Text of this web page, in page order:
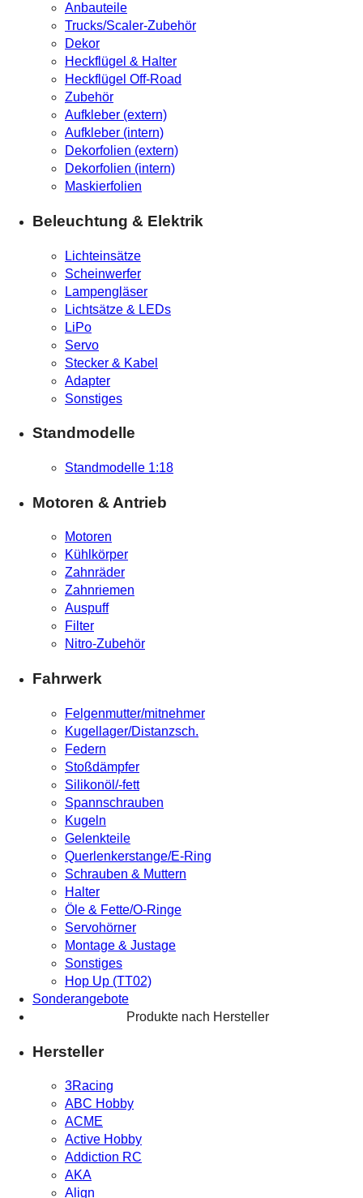
Anbauteile
Trucks/Scaler-Zubehör
Dekor
Heckflügel & Halter
Heckflügel Off-Road
Zubehör
Aufkleber (extern)
Aufkleber (intern)
Dekorfolien (extern)
Dekorfolien (intern)
Maskierfolien
Beleuchtung & Elektrik
Lichteinsätze
Scheinwerfer
Lampengläser
Lichtsätze & LEDs
LiPo
Servo
Stecker & Kabel
Adapter
Sonstiges
Standmodelle
Standmodelle 1:18
Motoren & Antrieb
Motoren
Kühlkörper
Zahnräder
Zahnriemen
Auspuff
Filter
Nitro-Zubehör
Fahrwerk
Felgenmutter/mitnehmer
Kugellager/Distanzsch.
Federn
Stoßdämpfer
Silikonöl/-fett
Spannschrauben
Kugeln
Gelenkteile
Querlenkerstange/E-Ring
Schrauben & Muttern
Halter
Öle & Fette/O-Ringe
Servohörner
Montage & Justage
Sonstiges
Hop Up (TT02)
Sonderangebote
Produkte nach Hersteller
Hersteller
3Racing
ABC Hobby
ACME
Active Hobby
Addiction RC
AKA
Align